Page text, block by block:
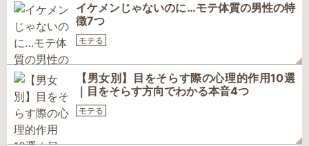
イケメンじゃないのに…モテ体質の男性の特
徴7つ
モテる
【男女別】目をそらす際の心理的作用10選
｜目をそらす方向でわかる本音4つ
モテる